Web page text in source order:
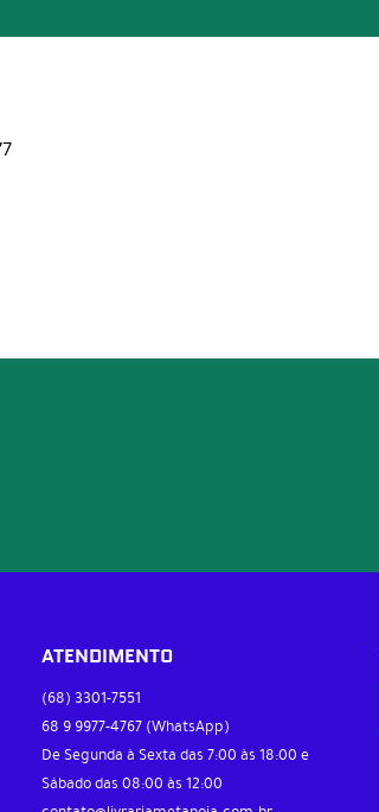
ATENDIMENTO
(68) 3301-7551
68 9 9977-4767 (WhatsApp)
De Segunda à Sexta das 7:00 às 18:00 e
Sábado das 08:00 às 12:00